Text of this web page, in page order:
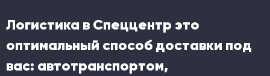
Логистика в Спеццентр это
оптимальный способ доставки под
вас: автотранспортом,